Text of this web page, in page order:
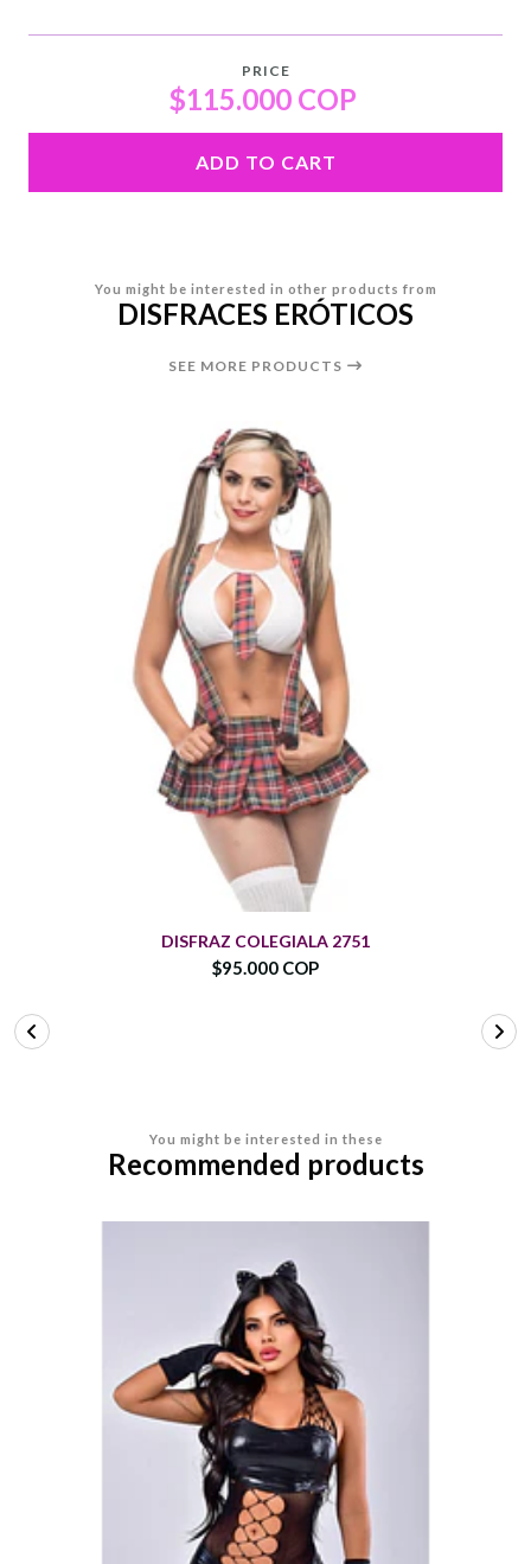
PRICE
$115.000 COP
ADD TO CART
You might be interested in other products from
DISFRACES ERÓTICOS
SEE MORE PRODUCTS
DISFRAZ COLEGIALA 2751
$95.000 COP
You might be interested in these
Recommended products